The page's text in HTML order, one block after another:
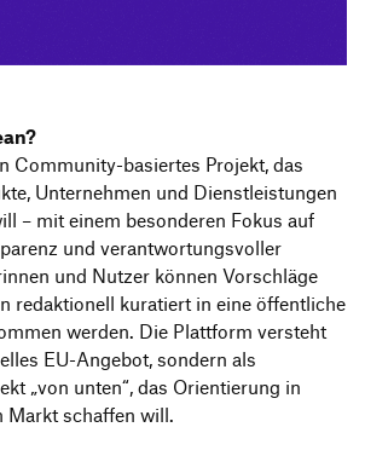
Community-basiertes Projekt, das
Unternehmen und Dienstleistungen
– mit einem besonderen Fokus auf
und verantwortungsvoller
und Nutzer können Vorschläge
redaktionell kuratiert in eine öffentliche
werden. Die Plattform versteht
EU-Angebot, sondern als
„von unten“, das Orientierung in
Markt schaffen will.